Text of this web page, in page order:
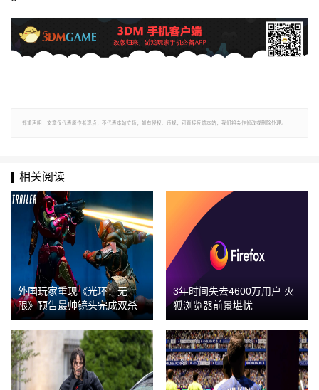
郑重声明：文章仅代表原作者观点，不代表本站立场；如有侵权、违规，可直接反馈本站，我们将会作修改或删除处理。
相关阅读
外国玩家重现《光环：无
限》预告最帅镜头完成双杀
3年时间失去4600万用户 火
狐浏览器前景堪忧